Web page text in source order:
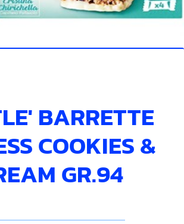
BARRETTE
COOKIES &
GR.94